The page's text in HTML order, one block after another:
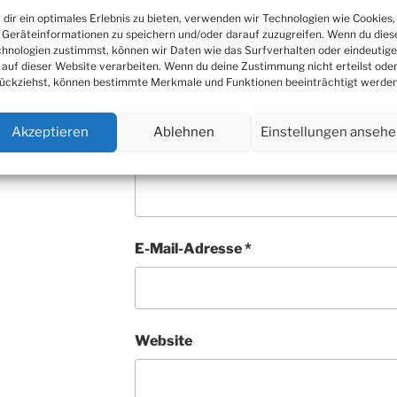
dir ein optimales Erlebnis zu bieten, verwenden wir Technologien wie Cookies,
zu speichern und/oder darauf zuzugreifen. Wenn du
zustimmst, können wir Daten wie das Surfverhalten oder eindeutige
auf dieser Website verarbeiten. Wenn du deine Zustimmung nicht erteilst oder
können bestimmte Merkmale und Funktionen beeinträchtigt
Akzeptieren Ablehnen Einstellungen
E-Mail-Adresse*
Website